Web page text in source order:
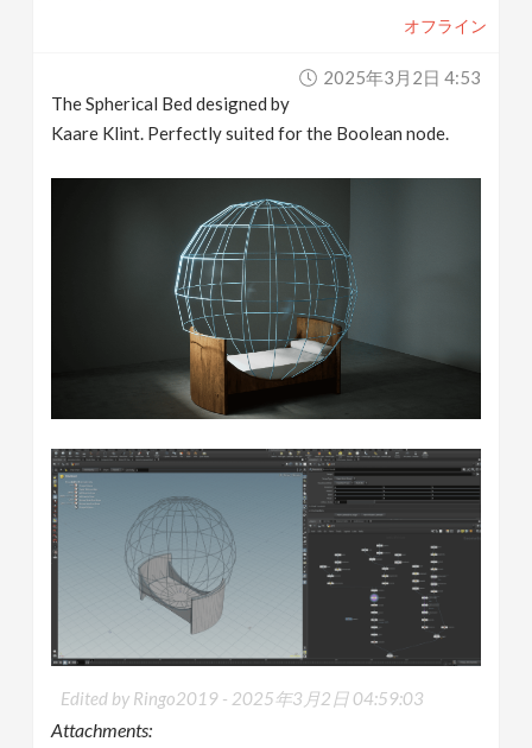
オフライン
2025年3月2日 4:53
The Spherical Bed designed by
Kaare Klint. Perfectly suited for the Boolean node.
Edited by Ringo2019 - 2025年3月2日 04:59:03
Attachments: